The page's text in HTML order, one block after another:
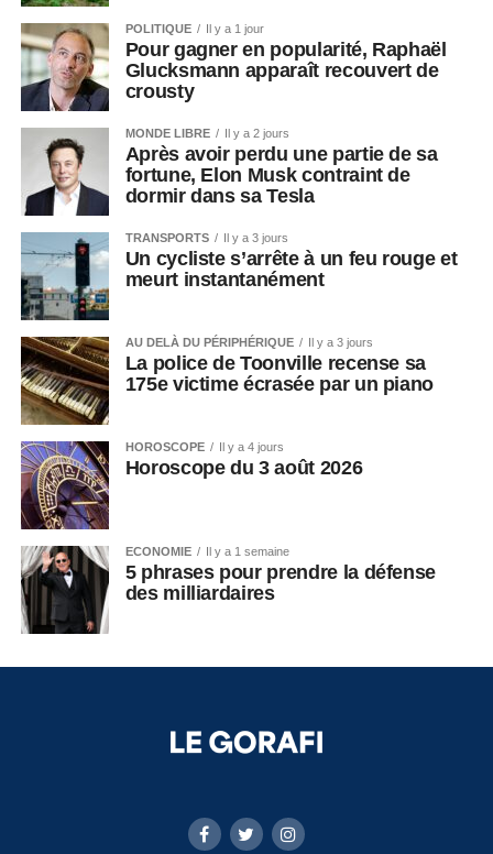
POLITIQUE Il y a 1 jour
Pour gagner en popularité, Raphaël
Glucksmann apparaît recouvert de
crousty
MONDE LIBRE Il y a 2 jours
Après avoir perdu une partie de sa
fortune, Elon Musk contraint de
dormir dans sa Tesla
TRANSPORTS Il y a 3 jours
Un cycliste s’arrête à un feu rouge et
meurt instantanément
AU DELÀ DU PÉRIPHÉRIQUE Il y a 3 jours
La police de Toonville recense sa
175e victime écrasée par un piano
HOROSCOPE Il y a 4 jours
Horoscope du 3 août 2026
ECONOMIE Il y a 1 semaine
5 phrases pour prendre la défense
des milliardaires